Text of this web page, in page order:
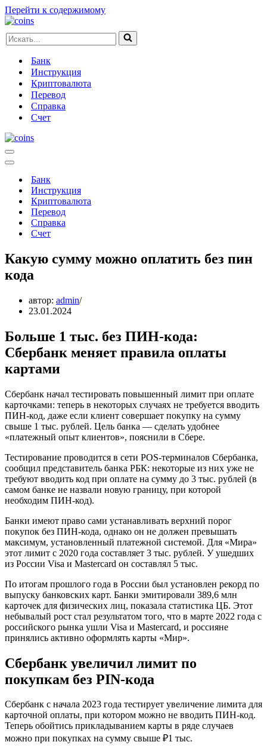
Перейти к содержимому
Искать...
Банк
Инструкция
Криптовалюта
Перевод
Справка
Счет
Меню
навигации
Меню
навигацииБанк
Инструкция
Криптовалюта
Перевод
Справка
Счет
Какую сумму можно оплатить без пин
кода
автор: admin
23.01.2024
Больше 1 тыс. без ПИН-кода:
Сбербанк меняет правила оплаты
картами
Сбербанк начал тестировать повышенный лимит при оплате
карточками: теперь в некоторых случаях не требуется вводить
ПИН-код, даже если клиент совершает покупку на сумму
свыше 1 тыс. рублей. Цель банка — сделать удобнее
«платежный опыт клиентов», пояснили в Сбере.
Тестирование проводится в сети POS-терминалов Сбербанка,
сообщил представитель банка РБК: некоторые из них уже не
требуют вводить код при оплате на сумму до 3 тыс. рублей (в
самом банке не назвали новую границу, при которой
необходим ПИН-код).
Банки имеют право сами устанавливать верхний порог
покупок без ПИН-кода, однако он не должен превышать
максимум, установленный платежной системой. Для «Мира»
этот лимит с 2020 года составляет 3 тыс. рублей. У ушедших
из России Visa и Mastercard он составлял 5 тыс.
По итогам прошлого года в России был установлен рекорд по
выпуску банковских карт. Банки эмитировали 389,6 млн
карточек для физических лиц, показала статистика ЦБ. Этот
небывалый рост стал результатом того, что в марте 2022 года с
российского рынка ушли Visa и Mastercard, и россияне
принялись активно оформлять карты «Мир».
Сбербанк увеличил лимит по
покупкам без PIN-кода
Сбербанк с начала 2023 года тестирует увеличение лимита для
карточной оплаты, при котором можно не вводить ПИН-код.
Теперь обойтись прикладыванием карты в ряде случаев
можно при покупках на сумму свыше ₽1 тыс.